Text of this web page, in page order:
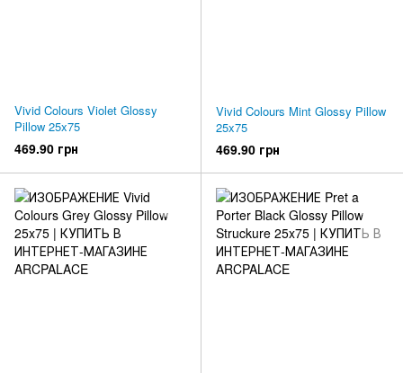
Vivid Colours Violet Glossy
Pillow 25x75
469.90 грн
Vivid Colours Mint Glossy Pillow
25x75
469.90 грн